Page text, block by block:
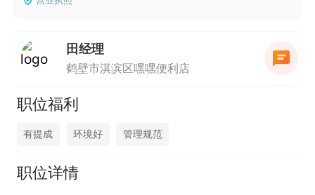
田经理
鹤壁市淇滨区嘿嘿便利店
职位福利
有提成 环境好 管理规范
职位详情